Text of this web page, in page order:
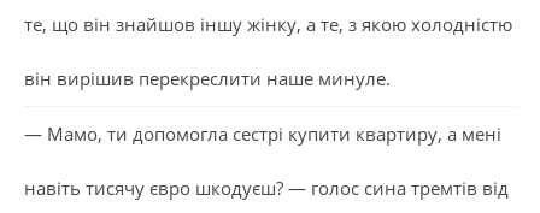
те, що він знайшов іншу жінку, а те, з якою холодністю
він вирішив перекреслити наше минуле.
— Мамо, ти допомогла сестрі купити квартиру, а мені
навіть тисячу євро шкодуєш? — голос сина тремтів від